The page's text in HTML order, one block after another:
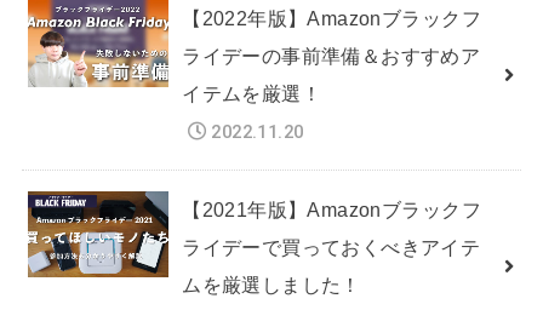
【2022年版】Amazonブラックフ
ライデーの事前準備＆おすすめア
イテムを厳選！
2022.11.20
【2021年版】Amazonブラックフ
ライデーで買っておくべきアイテ
ムを厳選しました！